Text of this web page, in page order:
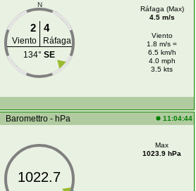
N
2 4
Viento
Ráfaga
134°SE
Ráfaga (Max)
4.5 m/s
Viento
1.8 m/s =
6.5 km/h
4.0 mph
3.5 kts
Baromettro - hPa 11:04:44
1022.7
Max
1023.9 hPa